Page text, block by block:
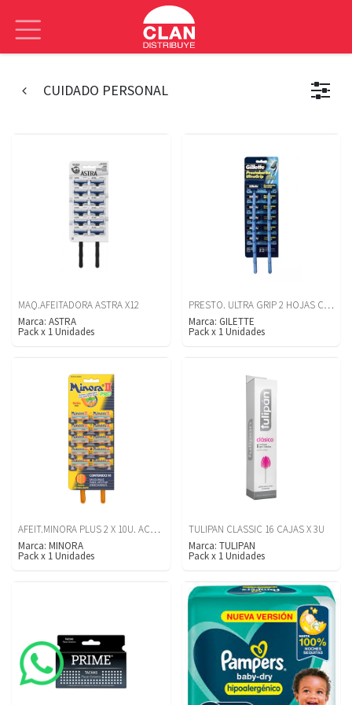
CUIDADO PERSONAL
MAQ.AFEITADORA ASTRA X12
Marca: ASTRA
Packx 1Unidades
PRESTO. ULTRA GRIP 2 HOJAS CON PLATINO X12U
Marca: GILETTE
Pack x 1 Unidades
AFEIT.MINORA PLUS 2 X 10U. ACEI.DE PALTA
Marca: MINORA
Packx 1Unidades
TULIPAN CLASSIC 16 CAJAS X 3U
Marca: TULIPAN
Pack x 1 Unidades